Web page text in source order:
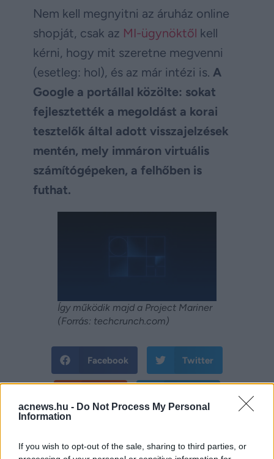
acnews.hu - Do Not Process My Personal
Information
If you wish to opt-out of the sale, sharing to third parties, or
Nem kell megnyitni az áruház online
shopját, csak az MI-ügynöktől kell
kérni, hogy mit szeretne megvenni
(esetleg: hol), és az már intézi is. A
Google a portállal közölte: sokat
fejlesztették a megoldást a korai
tesztelők által adott visszajelzések
mentén, mely immáron virtuális
számítógépeken, a felhőben is
futhat.
Így működik majd a Project Mariner
(Forrás: techcrunch.com)
Facebook Twitter
Hirdetés